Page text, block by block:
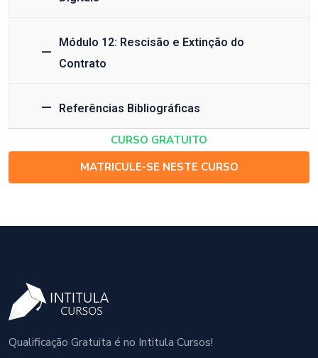
Módulo 12: Rescisão e Extinção do
Contrato
Referências Bibliográficas
CURSO GRATUITO
MATRICULE-SE NESTE CURSO
Qualificação Gratuita é no Intitula Cursos!